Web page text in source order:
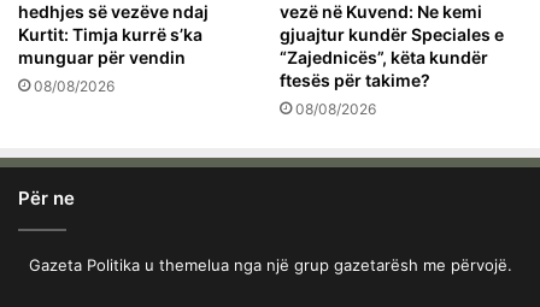
hedhjes së vezëve ndaj
Kurtit: Timja kurrë s’ka
munguar për vendin
08/08/2026
vezë në Kuvend: Ne kemi
gjuajtur kundër Speciales e
“Zajednicës”, këta kundër
ftesës për takime?
08/08/2026
Për ne
Gazeta Politika u themelua nga një grup gazetarësh me përvojë.